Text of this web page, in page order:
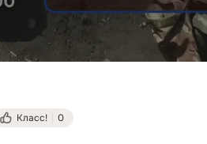
Класс! 0